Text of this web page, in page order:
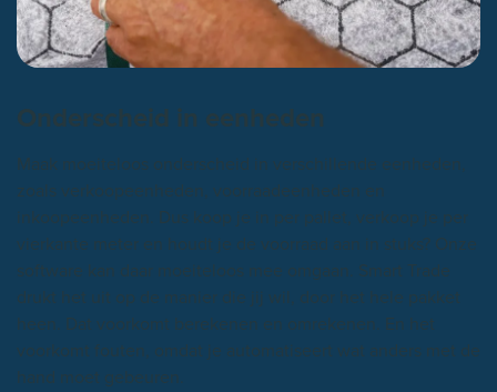
Onderscheid in eenheden
Maak moeiteloos onderscheid in verschillende eenheden,
zoals verkoopeenheden, voorraadeenheden en
inkoopeenheden. Dus koop je in per pallet, verkoop je per
vierkante meter en houdt je de voorraad aan in stuks? Onze
software kan daar moeiteloos mee omgaan. Smart Trade
drukt het uit op de manier die jij wil, door het hele pakket
heen. Dat voorkomt berekenen en omrekenen. En het
voorkomt fouten, omdat je automatiseert wat anders met de
hand moet gebeuren.